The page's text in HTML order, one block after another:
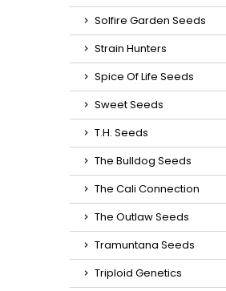
Solfire Garden Seeds
Strain Hunters
Spice Of Life Seeds
Sweet Seeds
T.H. Seeds
The Bulldog Seeds
The Cali Connection
The Outlaw Seeds
Tramuntana Seeds
Triploid Genetics